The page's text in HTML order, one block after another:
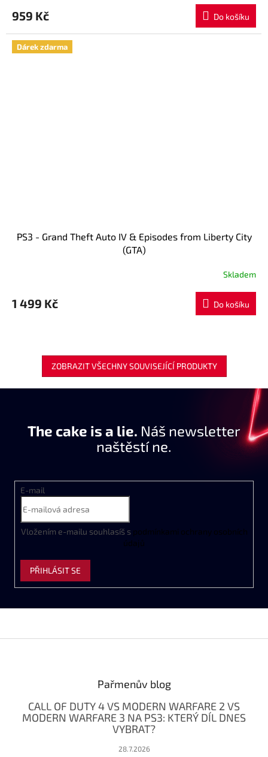
959 Kč Do košíku
Dárek zdarma
PS3 - Grand Theft Auto IV & Episodes from Liberty City
(GTA)
Skladem
1 499 Kč Do košíku
ZOBRAZIT VŠECHNY SOUVISEJÍCÍ PRODUKTY
The cake is a lie. Náš newsletter
naštěstí ne.
E-mail
Vložením e-mailu souhlasíš s podmínkami ochrany osobních
údajů
PŘIHLÁSIT SE
Pařmenův blog
CALL OF DUTY 4 VS MODERN WARFARE 2 VS
MODERN WARFARE 3 NA PS3: KTERÝ DÍL DNES
VYBRAT?
28.7.2026